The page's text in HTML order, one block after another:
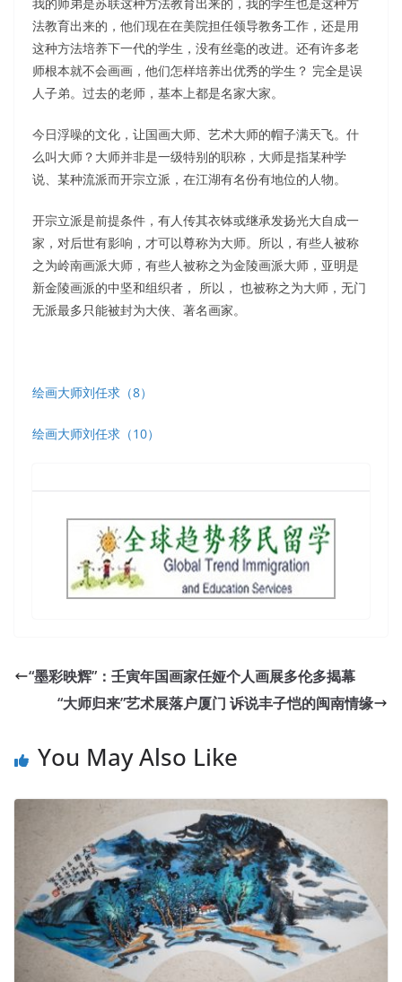
法教育出来的，他们现在在美院担任领导教务工作，还是用
这种方法培养下一代的学生，没有丝毫的改进。还有许多老
师根本就不会画画，他们怎样培养出优秀的学生？ 完全是误
人子弟。过去的老师，基本上都是名家大家。
今日浮噪的文化，让国画大师、艺术大师的帽子满天飞。什
么叫大师？大师并非是一级特别的职称，大师是指某种学
说、某种流派而开宗立派，在江湖有名份有地位的人物。
开宗立派是前提条件，有人传其衣钵或继承发扬光大自成一
家，对后世有影响，才可以尊称为大师。所以，有些人被称
之为岭南画派大师，有些人被称之为金陵画派大师，亚明是
新金陵画派的中坚和组织者， 所以， 也被称之为大师，无门
无派最多只能被封为大侠、著名画家。
绘画大师刘任求（8）
绘画大师刘任求（10）
“墨彩映辉”：壬寅年国画家任娅个人画展多伦多揭幕
“大师归来”艺术展落户厦门 诉说丰子恺的闽南情缘
You May Also Like